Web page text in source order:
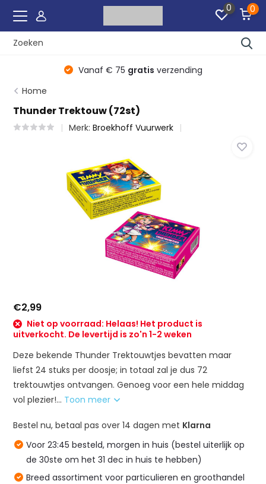
0 0
Vanaf € 75 gratis verzending
Home
Thunder Trektouw (72st)
Merk:Broekhoff Vuurwerk
€2,99
Niet op voorraad: Helaas! Het product is
uitverkocht. De levertijd is zo'n 1-2 weken
Deze bekende Thunder Trektouwtjes bevatten maar
liefst 24 stuks per doosje; in totaal zal je dus 72
trektouwtjes ontvangen. Genoeg voor een hele middag
vol plezier!... Toon meer
Bestel nu, betaal pas over 14 dagen met Klarna
Voor 23:45 besteld, morgen in huis (bestel uiterlijk op
de 30ste om het 31 dec in huis te hebben)
Breed assortiment voor particulieren en groothandel